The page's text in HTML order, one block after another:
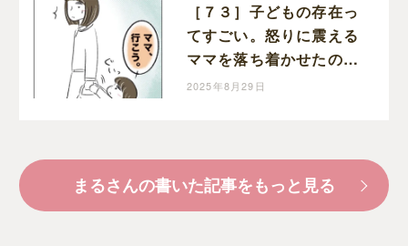
［７３］子どもの存在っ
てすごい。怒りに震える
ママを落ち着かせたのは
幼い娘。執着ママにロッ
2025年8月29日
まるさんの書いた記事をもっと見る